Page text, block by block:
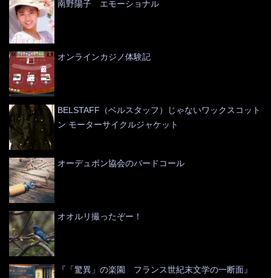
南野陽子 エモーショナル
オンラインカジノ体験記
BELSTAFF（ベルスタッフ）じゃないワックスコット
ン モーターサイクルジャケット
オーデュボン協会のバードコール
オオルリ撮ったぞー！
『「驚異」の楽園 フランス世紀末文学の一断面』